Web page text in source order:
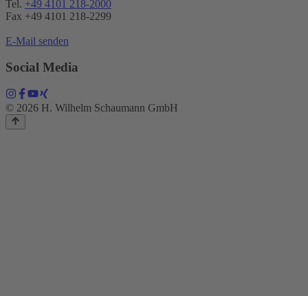
Tel. +49 4101 218-2000
Fax +49 4101 218​-2299
E-Mail senden
Social Media
© 2026 H. Wilhelm Schaumann GmbH